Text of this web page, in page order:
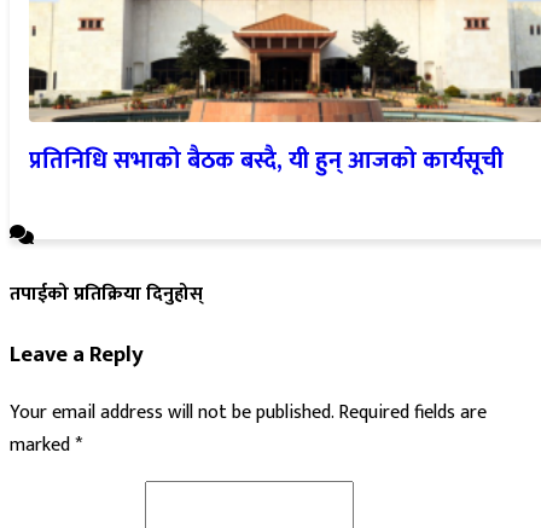
प्रतिनिधि सभाको बैठक बस्दै, यी हुन् आजको कार्यसूची
तपाईको प्रतिक्रिया दिनुहोस्
Leave a Reply
Your email address will not be published.Required fields are
marked*